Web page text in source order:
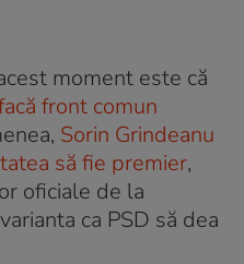
moment este că
front comun
Sorin Grindeanu
să fie premier,
oficiale de la
ca PSD să dea